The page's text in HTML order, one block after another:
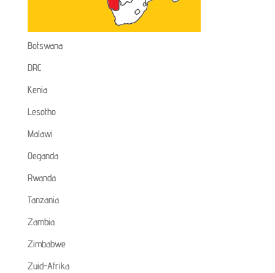
Botswana
DRC
Kenia
Lesotho
Malawi
Oeganda
Rwanda
Tanzania
Zambia
Zimbabwe
Zuid-Afrika